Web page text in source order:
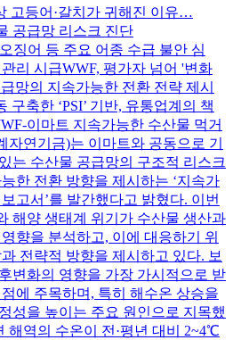
고등어·갈치가 귀해진 이유…
공급망 리스크 진단
징어 등 주요 어종 수급 불안 심
리 시급WWF, 평가자 넘어 '변화
망의 지속가능한 전환 전략 제시
구축한 ‘PSI’ 기반, 유통업계의 책
이마트 지속가능한 수산물 먹거
자연기금)는 이마트와 공동으로 기
는 수산물 공급망의 구조적 리스크
한 전환 방향을 제시하는 ‘지속가
고서’를 발간했다고 밝혔다. 이번
해양 생태계 위기가 수산물 생산과
향을 분석하고, 이에 대응하기 위
전략적 방향을 제시하고 있다. 보
변화의 영향을 가장 가시적으로 받
에 주목하며, 특히 해수온 상승을
성을 높이는 주요 원인으로 지목했
해역의 수온이 전·평년 대비 2~4℃